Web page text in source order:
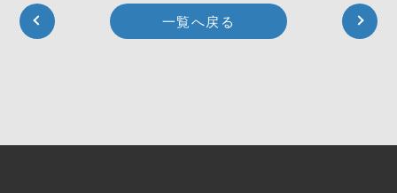
一覧へ戻る